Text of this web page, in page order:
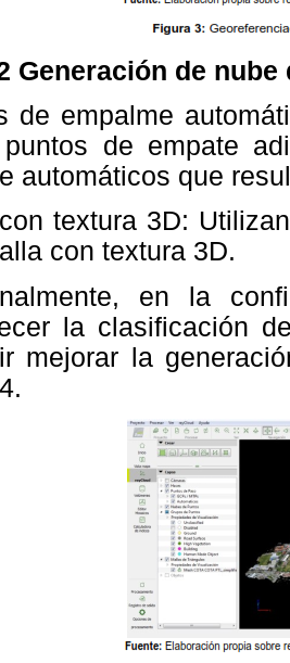
Generación de
de empalme
de empate
automáticos que
textura 3D:
con textura 3D.
en la
la clasificación
mejorar la